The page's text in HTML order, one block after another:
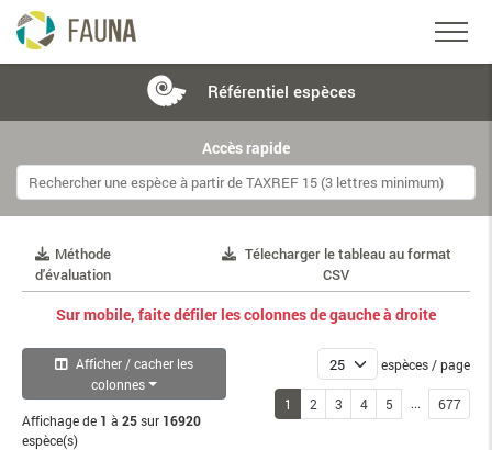
Référentiel espèces
Accès rapide
Méthode
d'évaluation
Télecharger le tableau au format
CSV
Sur mobile, faite défiler les colonnes de gauche à droite
Afficher / cacher les
colonnes
Affichage de 1 à 25sur 16920
espèce(s)
espèces / page
1 2 3 4 5 ... 677